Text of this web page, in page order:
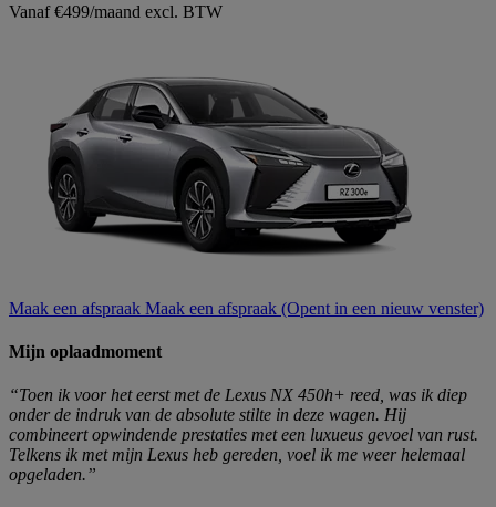
Vanaf €499/maand excl. BTW
Maak een afspraak Maak een afspraak (Opent in een nieuw venster)
Mijn oplaadmoment
“Toen ik voor het eerst met de Lexus NX 450h+ reed, was ik diep
onder de indruk van de absolute stilte in deze wagen. Hij
combineert opwindende prestaties met een luxueus gevoel van rust.
Telkens ik met mijn Lexus heb gereden, voel ik me weer helemaal
opgeladen.”